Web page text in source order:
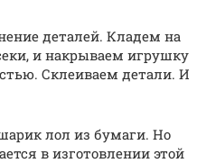
деталей. Кладем на
и накрываем игрушку
Склеиваем детали. И
лол из бумаги. Но
в изготовлении этой